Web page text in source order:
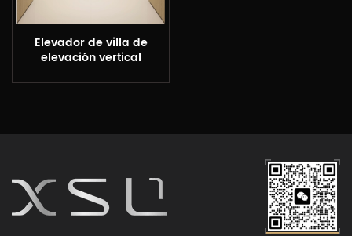
Elevador de villa de
elevación vertical